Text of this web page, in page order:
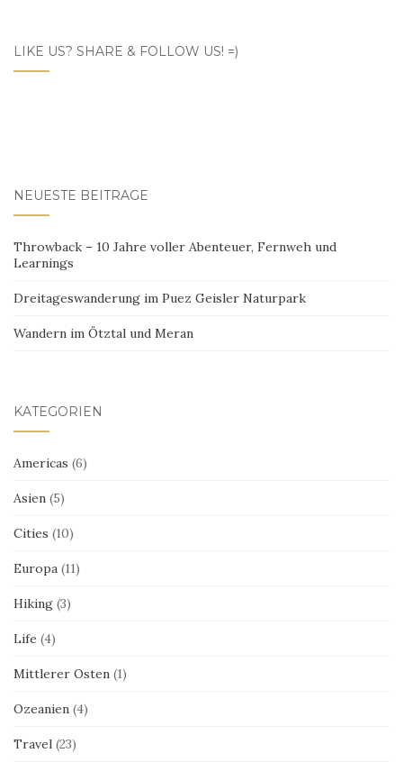
LIKE US? SHARE & FOLLOW US! =)
NEUESTE BEITRÄGE
Throwback – 10 Jahre voller Abenteuer, Fernweh und
Learnings
Dreitageswanderung im Puez Geisler Naturpark
Wandern im Ötztal und Meran
KATEGORIEN
Americas (6)
Asien (5)
Cities (10)
Europa (11)
Hiking (3)
Life (4)
Mittlerer Osten (1)
Ozeanien (4)
Travel (23)